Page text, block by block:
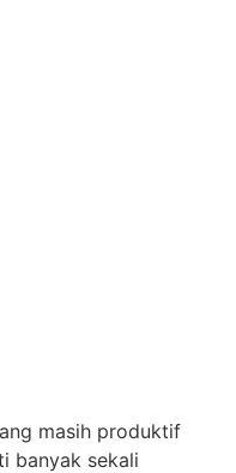
masih produktif
banyak sekali